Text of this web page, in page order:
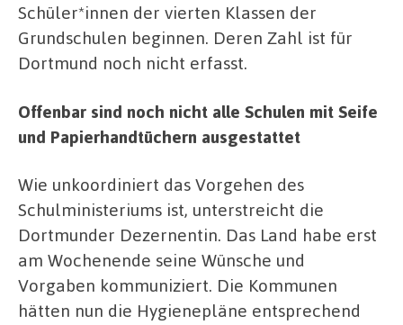
Schüler*innen der vierten Klassen der
Grundschulen beginnen. Deren Zahl ist für
Dortmund noch nicht erfasst.
Offenbar sind noch nicht alle Schulen mit Seife
und Papierhandtüchern ausgestattet
Wie unkoordiniert das Vorgehen des
Schulministeriums ist, unterstreicht die
Dortmunder Dezernentin. Das Land habe erst
am Wochenende seine Wünsche und
Vorgaben kommuniziert. Die Kommunen
hätten nun die Hygienepläne entsprechend